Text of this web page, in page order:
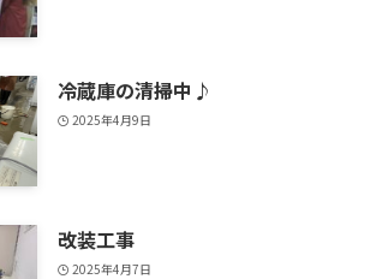
冷蔵庫の清掃中♪
2025年4月9日
改装工事
2025年4月7日